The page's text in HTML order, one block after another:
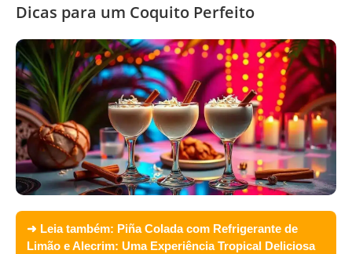
Dicas para um Coquito Perfeito
➜ Leia também: Piña Colada com Refrigerante de
Limão e Alecrim: Uma Experiência Tropical Deliciosa